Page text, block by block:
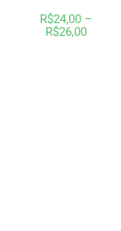
R$24,00 –
R$26,00